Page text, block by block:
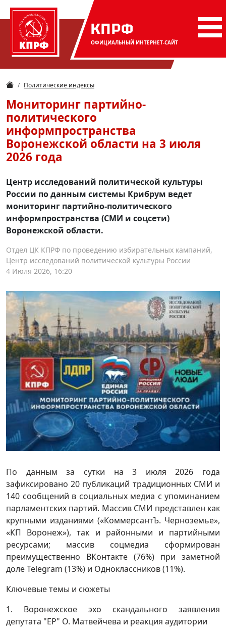
КПРФ
ОФИЦИАЛЬНЫЙ ИНТЕРНЕТ-САЙТ
Политические индексы
Мониторинг партийно-
политического
информпространства
Воронежской области на 3 июля
2026 года
Центр исследований политической культуры
России по данным системы Крибрум ведет
мониторинг партийно-политического
информпространства (СМИ и соцсети)
Воронежской области.
Отдел ЦК КПРФ по проведению избирательных кампаний,
Центр исследований политической культуры России
4 Июля 2026, 16:20
По данным за сутки на 3 июля 2026 года
зафиксировано 20 публикаций традиционных СМИ и
140 сообщений в социальных медиа с упоминанием
парламентских партий. Массив СМИ представлен как
крупными изданиями («КоммерсантЪ. Черноземье»,
«КП Воронеж»), так и районными и партийными
ресурсами; массив соцмедиа сформирован
преимущественно ВКонтакте (76%) при заметной
доле Telegram (13%) и Одноклассников (11%).
Ключевые темы и сюжеты
1. Воронежское эхо скандального заявления
депутата "ЕР" О. Матвейчева и реакция аудитории